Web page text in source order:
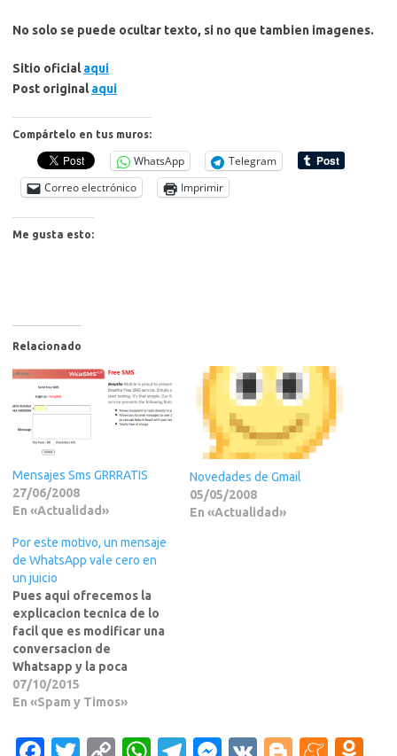
No solo se puede ocultar texto, si no que tambien imagenes.
Sitio oficialaqui
Post originalaqui
Compártelo en tus muros:
WhatsApp
Telegram
Correo electrónico
Imprimir
Me gusta esto:
Relacionado
Mensajes Sms GRRRATIS
27/06/2008
En «Actualidad»
Novedades de Gmail
05/05/2008
En «Actualidad»
Por este motivo, un mensaje
de WhatsApp vale cero en
un juicio
Pues aqui ofrecemos la
explicacion tecnica de lo
facil que es modificar una
conversacion de
Whatsapp y la poca
validez que tiene en un
Juicio como prueba. Y ya
pantallazo y modificarlo
07/10/2015
En «Spam y Timos»